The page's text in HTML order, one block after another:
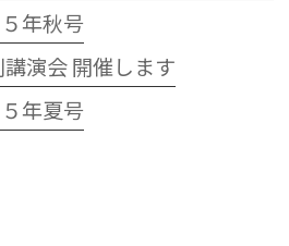
年秋号
演会 開催します
年夏号